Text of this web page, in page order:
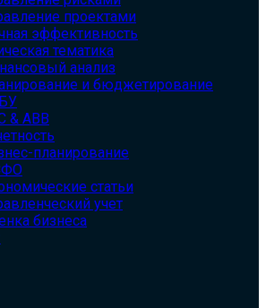
проектами
эффективность
тематика
анализ
и бюджетирование
& ABB
планирование
статьи
учет
бизнеса